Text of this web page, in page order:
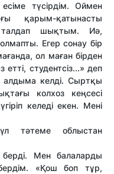
түсірдім. Оймен
қарым-қатынасты
талдап шықтым. Иә,
Егер сонау бір
ол маған бірден
студентсіз...» деп
алдыма келді. Сыртқы
колхоз кеңсесі
келеді екен. Мені
тәтеме облыстан
Мен балаларды
«Қош боп тұр,